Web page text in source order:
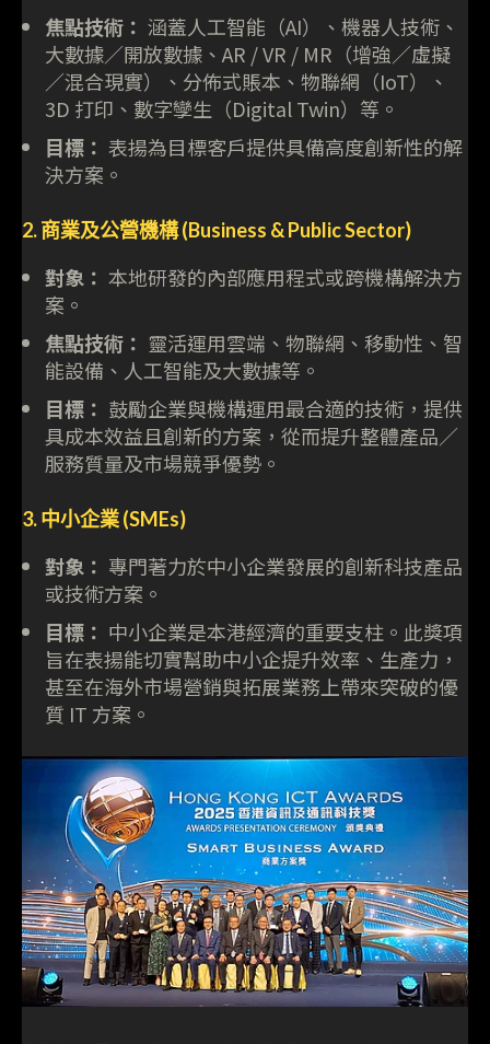
焦點技術： 涵蓋人工智能（AI）、機器人技術、
大數據／開放數據、AR / VR / MR（增強／虛擬
／混合現實）、分佈式賬本、物聯網（IoT）、
3D 打印、數字孿生（Digital Twin）等。
目標： 表揚為目標客戶提供具備高度創新性的解
決方案。
2. 商業及公營機構 (Business & Public Sector)
對象： 本地研發的內部應用程式或跨機構解決方
案。
焦點技術： 靈活運用雲端、物聯網、移動性、智
能設備、人工智能及大數據等。
目標： 鼓勵企業與機構運用最合適的技術，提供
具成本效益且創新的方案，從而提升整體產品／
服務質量及市場競爭優勢。
3. 中小企業 (SMEs)
對象： 專門著力於中小企業發展的創新科技產品
或技術方案。
目標： 中小企業是本港經濟的重要支柱。此獎項
旨在表揚能切實幫助中小企提升效率、生產力，
甚至在海外市場營銷與拓展業務上帶來突破的優
質 IT 方案。